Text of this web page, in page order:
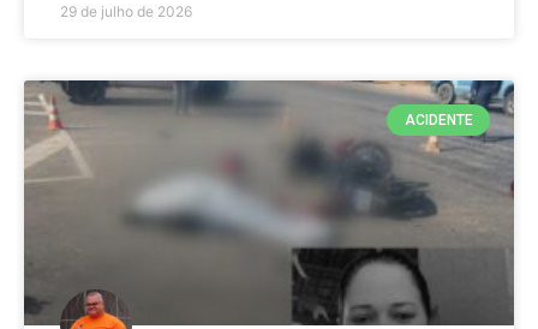
29 de julho de 2026
ACIDENTE